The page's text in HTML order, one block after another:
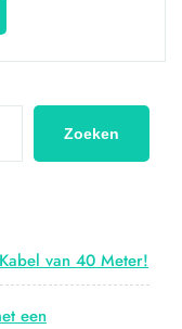
Zoeken
van 40 Meter!
een